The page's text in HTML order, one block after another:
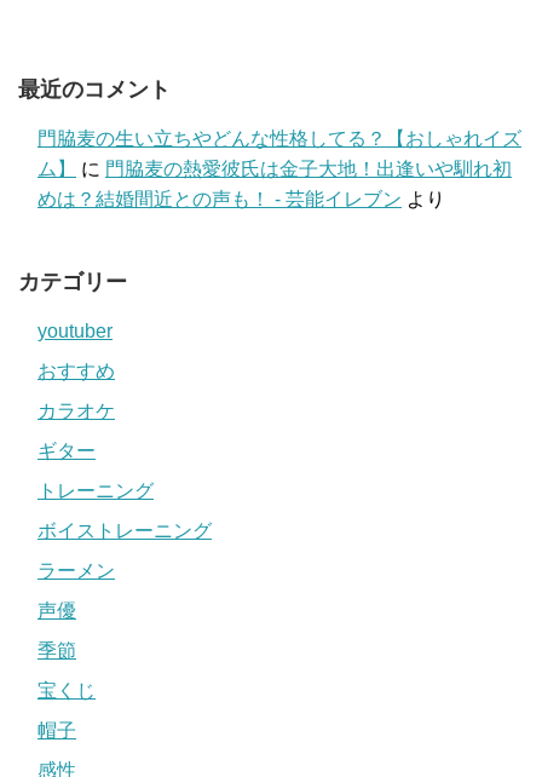
最近のコメント
門脇麦の生い立ちやどんな性格してる？【おしゃれイズ
ム】
に 門脇麦の熱愛彼氏は金子大地！出逢いや馴れ初
めは？結婚間近との声も！ - 芸能イレブン より
カテゴリー
youtuber
おすすめ
カラオケ
ギター
トレーニング
ボイストレーニング
ラーメン
声優
季節
宝くじ
帽子
感性